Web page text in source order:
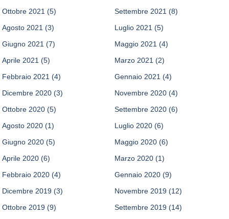
Ottobre 2021 (5) Settembre 2021 (8)
Agosto 2021 (3) Luglio 2021 (5)
Giugno 2021 (7) Maggio 2021 (4)
Aprile 2021 (5) Marzo 2021 (2)
Febbraio 2021 (4) Gennaio 2021 (4)
Dicembre 2020 (3) Novembre 2020 (4)
Ottobre 2020 (5) Settembre 2020 (6)
Agosto 2020 (1) Luglio 2020 (6)
Giugno 2020 (5) Maggio 2020 (6)
Aprile 2020 (6) Marzo 2020 (1)
Febbraio 2020 (4) Gennaio 2020 (9)
Dicembre 2019 (3) Novembre 2019 (12)
Ottobre 2019 (9) Settembre 2019 (14)